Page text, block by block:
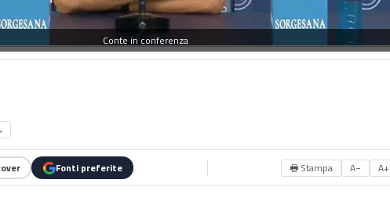
Conte in conferenza
Fonti preferite 🖶 Stampa A− A+